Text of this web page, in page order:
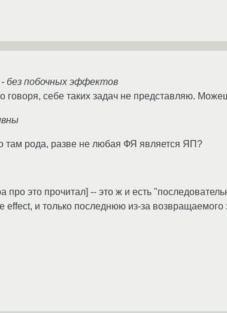
без побочных эффектов
говоря, себе таких задач не представляю.
там рода, разве не любая ФЯ является ЯП?
это прочитал] -- это ж и есть
и только последнюю из-за возвращаемого